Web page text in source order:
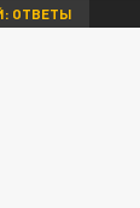
ОТВЕТЫ